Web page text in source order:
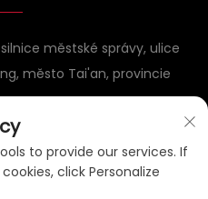
městské správy, ulice
město Tai'an, provincie
protected]
to provide our services. If
click Personalize